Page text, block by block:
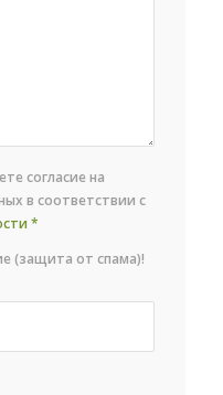
согласие на
в соответствии с
*
(защита от спама)!